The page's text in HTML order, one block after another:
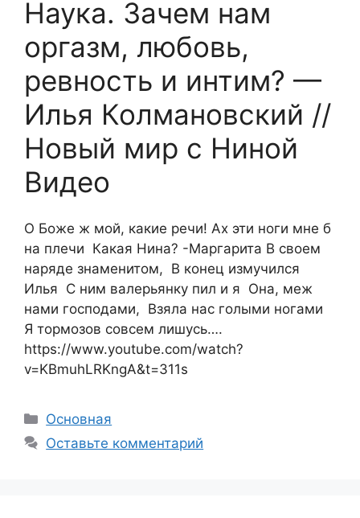
Наука. Зачем нам
оргазм, любовь,
ревность и интим? —
Илья Колмановский //
Новый мир с Ниной
Видео
О Боже ж мой, какие речи! Ах эти ноги мне б
на плечи Какая Нина? -Маргарита В своем
наряде знаменитом, В конец измучился
Илья С ним валерьянку пил и я Она, меж
нами господами, Взяла нас голыми ногами
Я тормозов совсем лишусь….
https://www.youtube.com/watch?
v=KBmuhLRKngA&t=311s
Рубрики
Основная
Оставьте комментарий